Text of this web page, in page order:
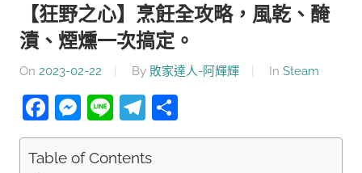
【狂野之心】烹飪全攻略，風乾、醃
漬、煙燻一次搞定。
On 2023-02-22 By 敗家達人-阿輝輝 In Steam
Facebook
Messenger
LineTelegram
享
Table of Contents